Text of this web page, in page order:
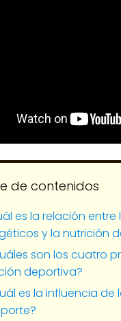
de contenidos
es la relación entre
y la nutrición
son los cuatro
deportiva?
es la influencia de